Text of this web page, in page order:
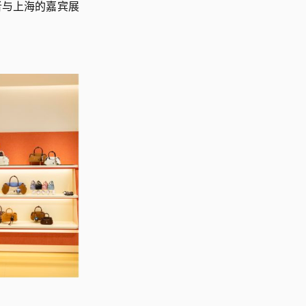
上海的嘉宾展